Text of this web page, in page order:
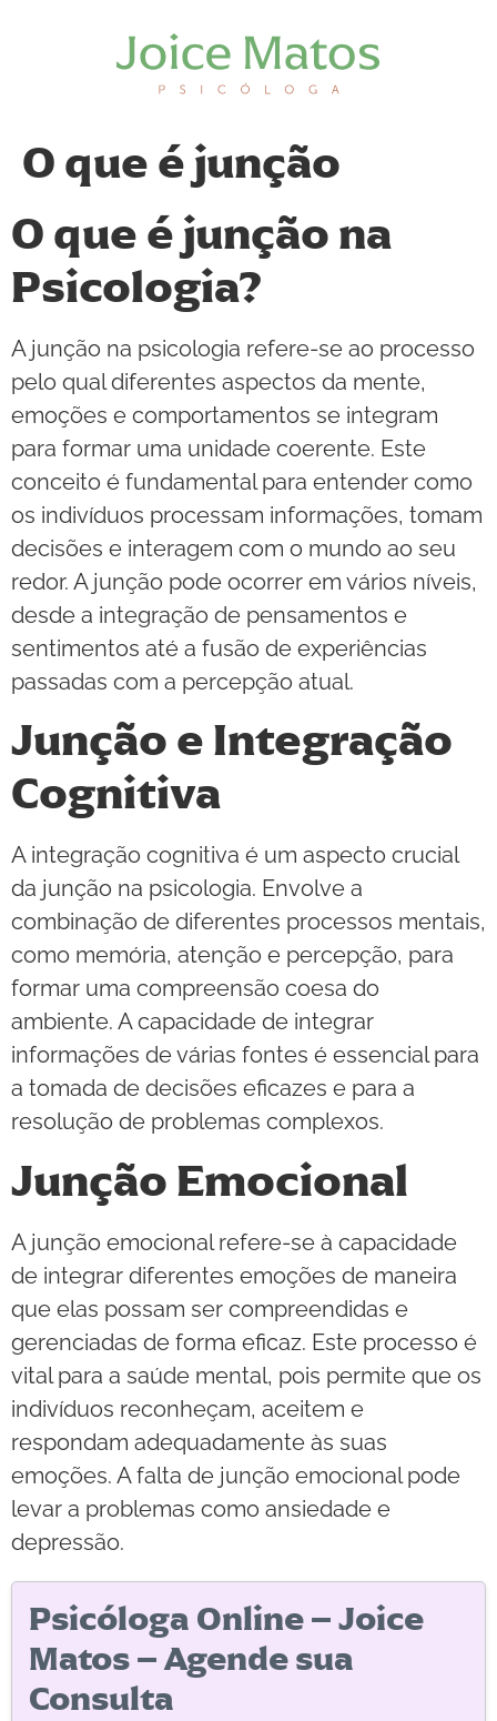
O que é junção
O que é junção na
Psicologia?
A junção na psicologia refere-se ao processo
pelo qual diferentes aspectos da mente,
emoções e comportamentos se integram
para formar uma unidade coerente. Este
conceito é fundamental para entender como
os indivíduos processam informações, tomam
decisões e interagem com o mundo ao seu
redor. A junção pode ocorrer em vários níveis,
desde a integração de pensamentos e
sentimentos até a fusão de experiências
passadas com a percepção atual.
Junção e Integração
Cognitiva
A integração cognitiva é um aspecto crucial
da junção na psicologia. Envolve a
combinação de diferentes processos mentais,
como memória, atenção e percepção, para
formar uma compreensão coesa do
ambiente. A capacidade de integrar
informações de várias fontes é essencial para
a tomada de decisões eficazes e para a
resolução de problemas complexos.
Junção Emocional
A junção emocional refere-se à capacidade
de integrar diferentes emoções de maneira
que elas possam ser compreendidas e
gerenciadas de forma eficaz. Este processo é
vital para a saúde mental, pois permite que os
indivíduos reconheçam, aceitem e
respondam adequadamente às suas
emoções. A falta de junção emocional pode
levar a problemas como ansiedade e
depressão.
Psicóloga Online – Joice
Matos – Agende sua
Consulta